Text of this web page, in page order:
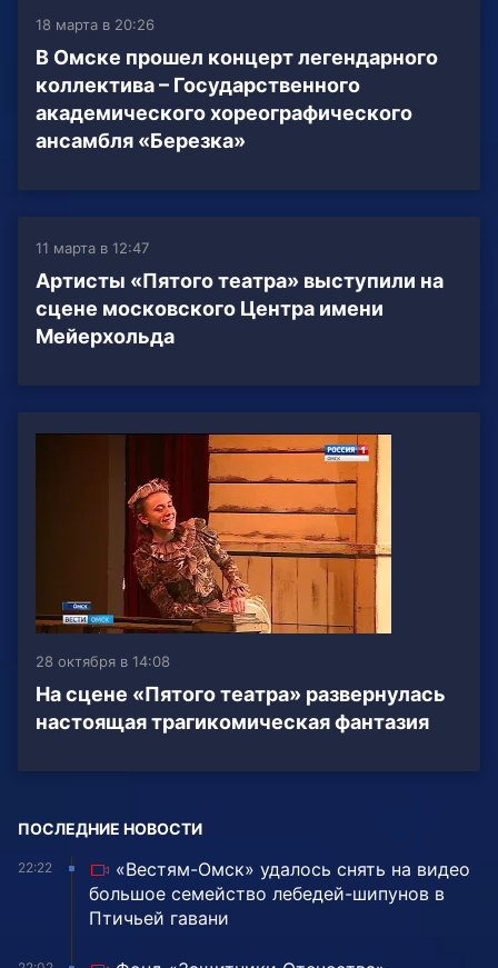
18 марта в 20:26
В Омске прошел концерт легендарного
коллектива – Государственного
академического хореографического
ансамбля «Березка»
11 марта в 12:47
Артисты «Пятого театра» выступили на
сцене московского Центра имени
Мейерхольда
28 октября в 14:08
На сцене «Пятого театра» развернулась
настоящая трагикомическая фантазия
ПОСЛЕДНИЕ НОВОСТИ
22:22
«Вестям-Омск» удалось снять на видео
большое семейство лебедей-шипунов в
Птичьей гавани